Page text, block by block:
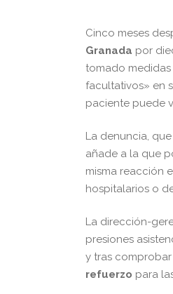
Cinco meses
Granada por
tomado
facultativos» en
paciente puede
La denuncia,
añade a la que
misma reacción
hospitalarios o
La dirección-
presiones
y tras
refuerzo para